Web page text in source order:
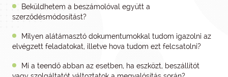
Beküldhetem a beszámolóval együtt a
szerződésmódosítást?
Milyen alátámasztó dokumentumokkal tudom igazolni az
elvégzett feladatokat, illetve hova tudom ezt felcsatolni?
Mi a teendő abban az esetben, ha eszközt, beszállítót